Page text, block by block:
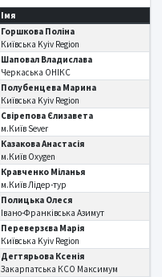
Імя
Горшкова Поліна
Київська Kyiv Region
Шаповал Владислава
Черкаська ОНІКС
Полубенцева Марина
Київська Kyiv Region
Свірепова Єлизавета
м.Київ Sever
Казакова Анастасія
м.Київ Oxygen
Кравченко Міланья
м.Київ Лідер-тур
Полицька Олеся
Івано-Франківська Азимут
Переверзєва Марія
Київська Kyiv Region
Дегтярьова Ксенія
Закарпатська КСО Максимум